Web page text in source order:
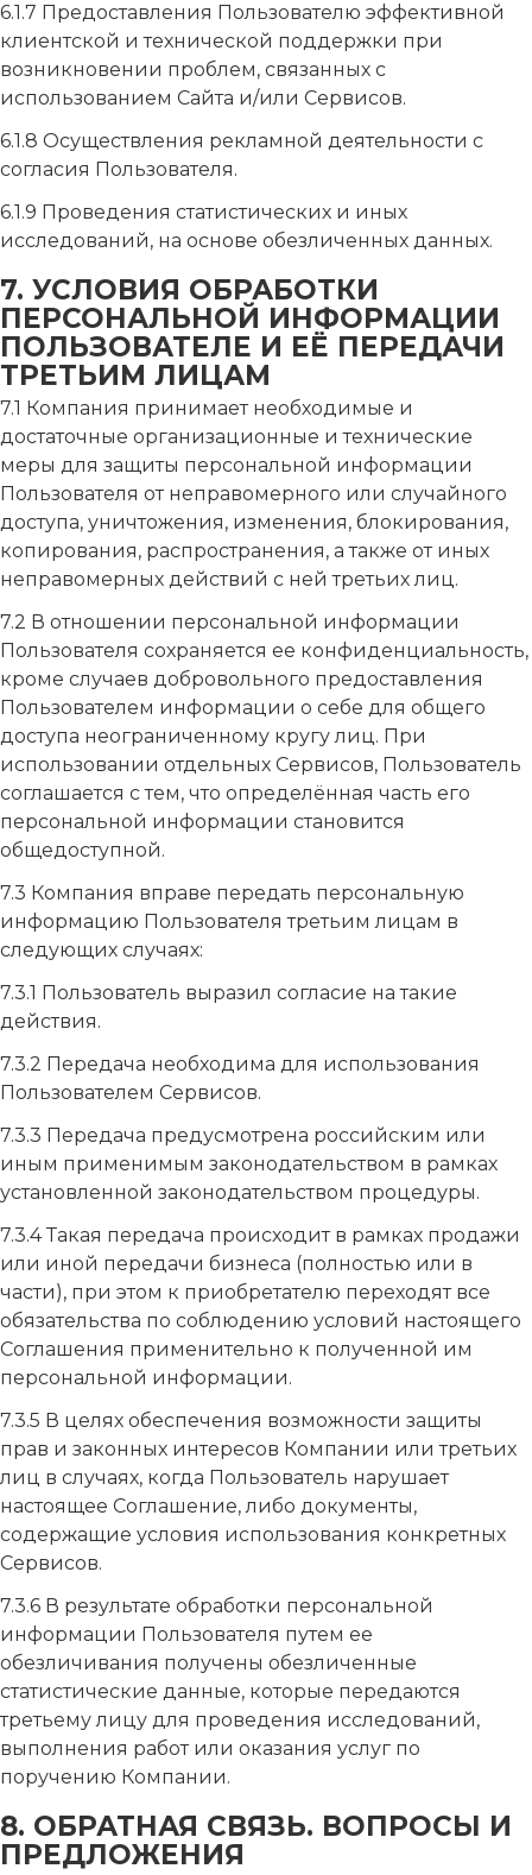
6.1.7 Предоставления Пользователю эффективной
клиентской и технической поддержки при
возникновении проблем, связанных с
использованием Сайта и/или Сервисов.
6.1.8 Осуществления рекламной деятельности с
согласия Пользователя.
6.1.9 Проведения статистических и иных
исследований, на основе обезличенных данных.
7. УСЛОВИЯ ОБРАБОТКИ
ПЕРСОНАЛЬНОЙ ИНФОРМАЦИИ
ПОЛЬЗОВАТЕЛЕ И ЕЁ ПЕРЕДАЧИ
ТРЕТЬИМ ЛИЦАМ
7.1 Компания принимает необходимые и
достаточные организационные и технические
меры для защиты персональной информации
Пользователя от неправомерного или случайного
доступа, уничтожения, изменения, блокирования,
копирования, распространения, а также от иных
неправомерных действий с ней третьих лиц.
7.2 В отношении персональной информации
Пользователя сохраняется ее конфиденциальность,
кроме случаев добровольного предоставления
Пользователем информации о себе для общего
доступа неограниченному кругу лиц. При
использовании отдельных Сервисов, Пользователь
соглашается с тем, что определённая часть его
персональной информации становится
общедоступной.
7.3 Компания вправе передать персональную
информацию Пользователя третьим лицам в
следующих случаях:
7.3.1 Пользователь выразил согласие на такие
действия.
7.3.2 Передача необходима для использования
Пользователем Сервисов.
7.3.3 Передача предусмотрена российским или
иным применимым законодательством в рамках
установленной законодательством процедуры.
7.3.4 Такая передача происходит в рамках продажи
или иной передачи бизнеса (полностью или в
части), при этом к приобретателю переходят все
обязательства по соблюдению условий настоящего
Соглашения применительно к полученной им
персональной информации.
7.3.5 В целях обеспечения возможности защиты
прав и законных интересов Компании или третьих
лиц в случаях, когда Пользователь нарушает
настоящее Соглашение, либо документы,
содержащие условия использования конкретных
Сервисов.
7.3.6 В результате обработки персональной
информации Пользователя путем ее
обезличивания получены обезличенные
статистические данные, которые передаются
третьему лицу для проведения исследований,
выполнения работ или оказания услуг по
поручению Компании.
8. ОБРАТНАЯ СВЯЗЬ. ВОПРОСЫ И
ПРЕДЛОЖЕНИЯ